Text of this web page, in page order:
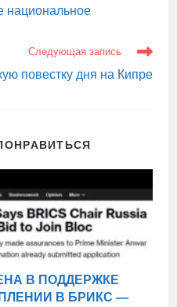
национальное
Следующая запись
повестку дня на Кипре
В ПОДДЕРЖКЕ
В БРИКС —